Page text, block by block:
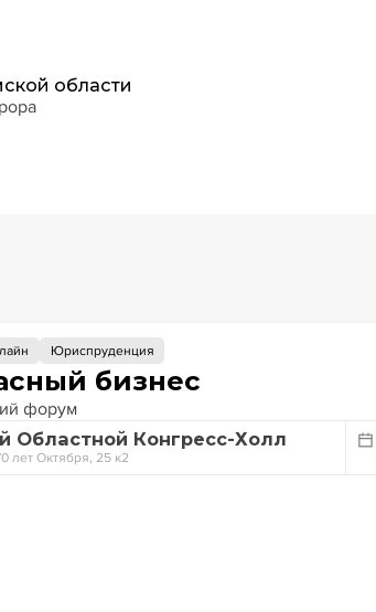
области
Юриспруденция
бизнес
форум
Областной Конгресс-Холл
лет Октября, 25 к2